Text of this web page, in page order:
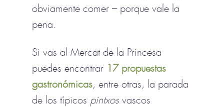
obviamente comer – porque vale la
pena.
Si vas al Mercat de la Princesa
puedes encontrar 17 propuestas
gastronómicas, entre otras, la parada
de los típicos pintxos vascos